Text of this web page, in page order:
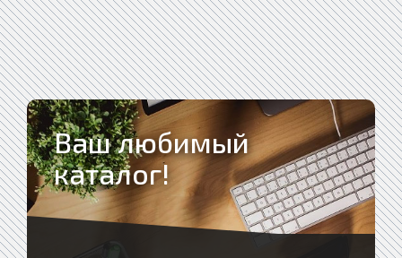
Ваш любимый
каталог!